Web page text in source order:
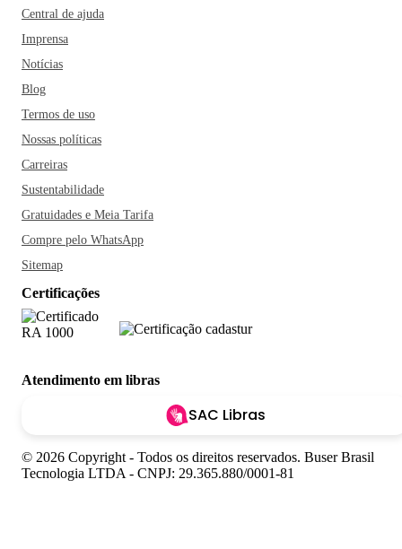
Central de ajuda
Imprensa
Notícias
Blog
Termos de uso
Nossas políticas
Carreiras
Sustentabilidade
Gratuidades e Meia Tarifa
Compre pelo WhatsApp
Sitemap
Certificações
Atendimento em libras
SAC Libras
© 2026 Copyright - Todos os direitos reservados. Buser Brasil
Tecnologia LTDA - CNPJ: 29.365.880/0001-81